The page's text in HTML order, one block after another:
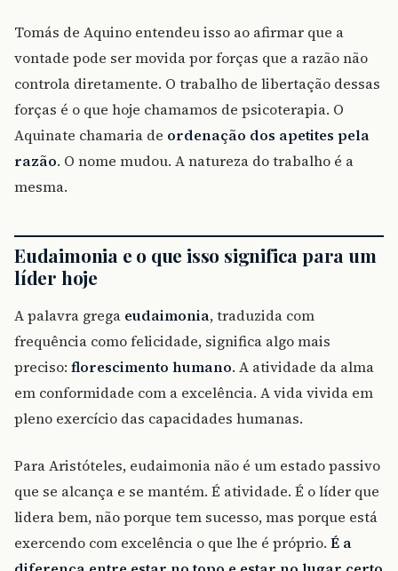
Tomás de Aquino entendeu isso ao afirmar que a
vontade pode ser movida por forças que a razão não
controla diretamente. O trabalho de libertação dessas
forças é o que hoje chamamos de psicoterapia. O
Aquinate chamaria de ordenação dos apetites pela
razão. O nome mudou. A natureza do trabalho é a
mesma.
Eudaimonia e o que isso significa para um
líder hoje
A palavra grega eudaimonia, traduzida com
frequência como felicidade, significa algo mais
preciso: florescimento humano. A atividade da alma
em conformidade com a excelência. A vida vivida em
pleno exercício das capacidades humanas.
Para Aristóteles, eudaimonia não é um estado passivo
que se alcança e se mantém. É atividade. É o líder que
lidera bem, não porque tem sucesso, mas porque está
exercendo com excelência o que lhe é próprio. É a